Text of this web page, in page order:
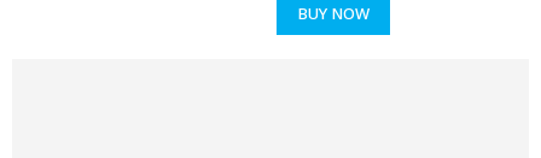
BUY NOW